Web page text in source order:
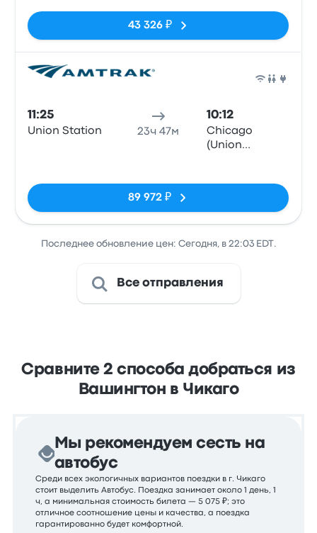
43 326 ₽
11:25
Union Station 23ч 47м
10:12
Chicago
(Union
89 972 ₽
Последнее обновление цен: Сегодня, в 22:03 EDT.
Все отправления
Сравните 2 способа добраться из
Вашингтон в Чикаго
Мы рекомендуем сесть на
автобус
Среди всех экологичных вариантов поездки в г. Чикаго
стоит выделить Автобус. Поездка занимает около 1 день, 1
ч, а минимальная стоимость билета — 5 075 ₽; это
отличное соотношение цены и качества, а поездка
гарантированно будет комфортной.